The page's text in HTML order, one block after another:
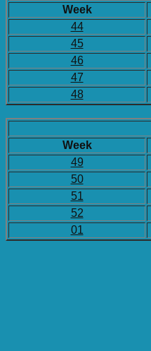
Week
44
45
46
47
48
Week
49
50
51
52
01